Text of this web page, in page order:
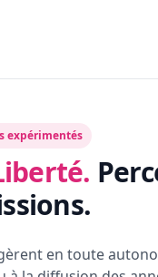
expérimentés
en toute